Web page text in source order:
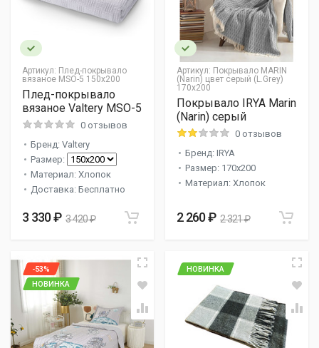
Артикул: Плед-покрывало
вязаное MSO-5 150х200
Плед-покрывало
вязаное Valtery MSO-5
0 отзывов
Бренд: Valtery
Размер:
Материал: Хлопок
Доставка: Бесплатно
3 330 ₽ 3 420 ₽
Артикул: Покрывало MARIN
(Narin) цвет серый (L.Grey)
170x200
Покрывало IRYA Marin
(Narin) серый
0 отзывов
Бренд: IRYA
Размер: 170x200
Материал: Хлопок
2 260 ₽ 2 321 ₽
-53%
НОВИНКА
НОВИНКА